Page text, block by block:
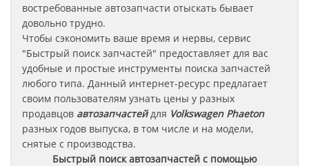
востребованные автозапчасти отыскать бывает
довольно трудно.
Чтобы сэкономить ваше время и нервы, сервис
"Быстрый поиск запчастей" предоставляет для вас
удобные и простые инструменты поиска запчастей
любого типа. Данный интернет-ресурс предлагает
своим пользователям узнать цены у разных
продавцов автозапчастейдля Volkswagen Phaeton
разных годов выпуска, в том числе и на модели,
снятые с производства.
Быстрый поиск автозапчастей с помощью